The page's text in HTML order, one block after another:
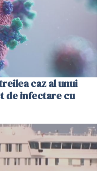
caz al unui
de infectare cu